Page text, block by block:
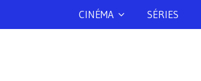
CINÉMA SÉRIES